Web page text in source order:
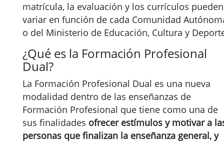
matrícula, la evaluación y los currículos pueden
variar en función de cada Comunidad
o del Ministerio de Educación, Cultura y
¿Qué es la Formación Profesional
Dual?
La Formación Profesional Dual es una nueva
modalidad dentro de las enseñanzas de
Formación Profesional que tiene como una de
sus finalidades ofrecer estímulos y motivar a
personas que finalizan la enseñanza general, y